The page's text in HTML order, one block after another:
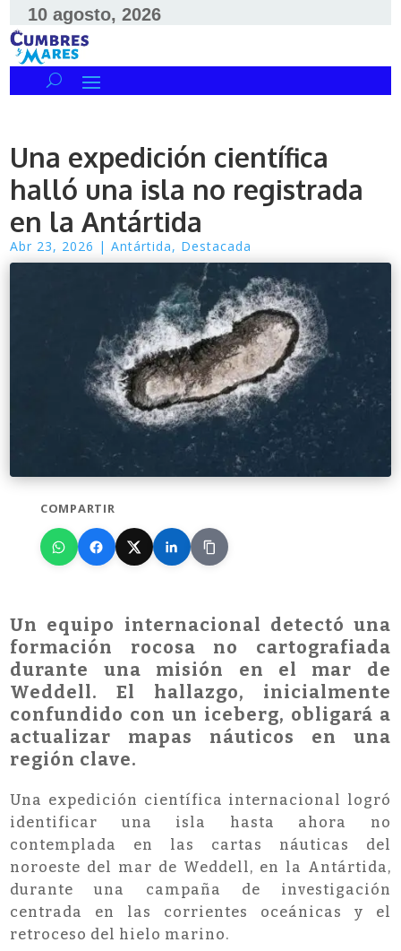
10 agosto, 2026
Una expedición científica
halló una isla no registrada
en la Antártida
Abr 23, 2026 |Antártida, Destacada
COMPARTIR
Un equipo internacional detectó una
formación rocosa no cartografiada
durante una misión en el mar de
Weddell. El hallazgo, inicialmente
confundido con un iceberg, obligará a
actualizar mapas náuticos en una
región clave.
Una expedición científica internacional logró
identificar una isla hasta ahora no
contemplada en las cartas náuticas del
noroeste del mar de Weddell, en la Antártida,
durante una campaña de investigación
centrada en las corrientes oceánicas y el
retroceso del hielo marino.